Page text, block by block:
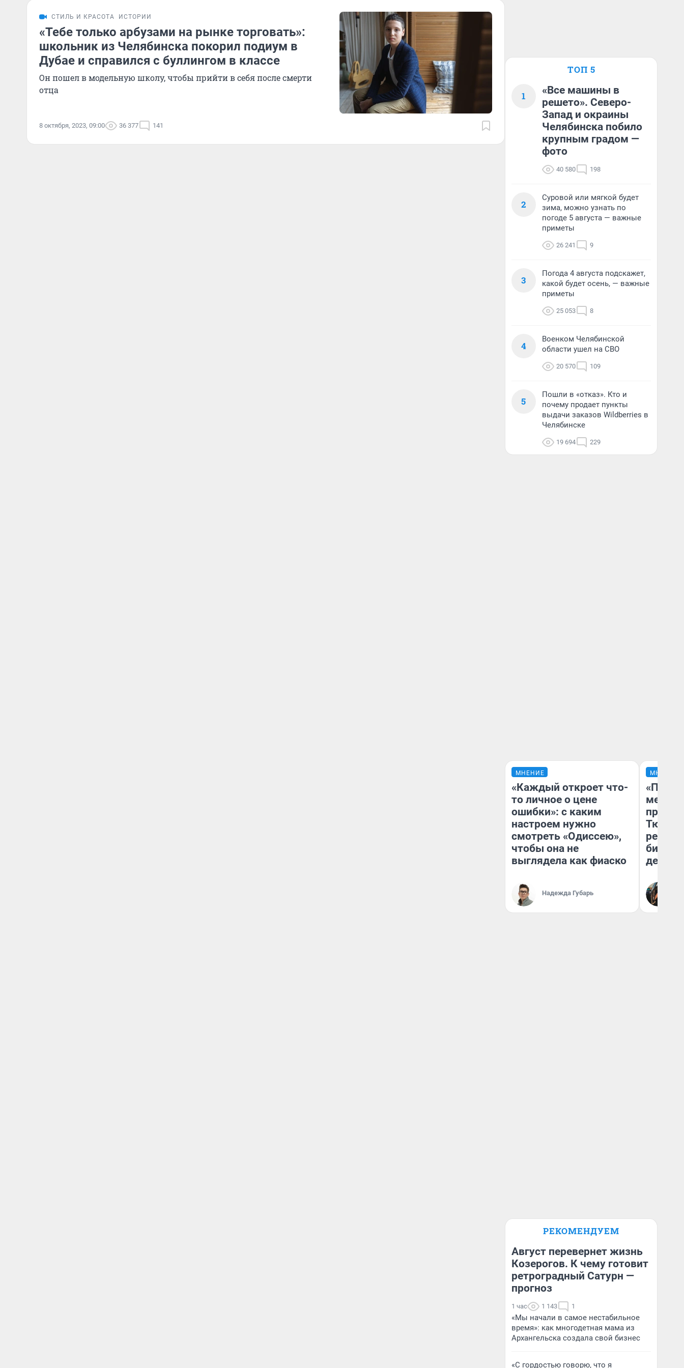
СТИЛЬ И КРАСОТА ИСТОРИИ
«Тебе только арбузами на рынке торговать»:
школьник из Челябинска покорил подиум в
Дубае и справился с буллингом в классе
Он пошел в модельную школу, чтобы прийти в себя после смерти
отца
8 октября, 2023, 09:00 36 377 141
ТОП 5
1
«Все машины в
решето». Северо-
Запад и окраины
Челябинска побило
крупным градом —
фото
40 580 198
2
Суровой или мягкой будет
зима, можно узнать по
погоде 5 августа — важные
приметы
26 241 9
3
Погода 4 августа подскажет,
какой будет осень, — важные
приметы
25 053 8
4
Военком Челябинской
области ушел на СВО
20 570 109
5
Пошли в «отказ». Кто и
почему продает пункты
выдачи заказов Wildberries в
Челябинске
19 694 229
МНЕНИЕ
«Каждый откроет что-
то личное о цене
ошибки»: с каким
настроем нужно
смотреть «Одиссею»,
чтобы она не
выглядела как фиаско
Надежда Губарь
МНЕНИЕ
РЕКОМЕНДУЕМ
Август перевернет жизнь
Козерогов. К чему готовит
ретроградный Сатурн —
прогноз
1 час 1 143 1
«Мы начали в самое нестабильное
время»: как многодетная мама из
Архангельска создала свой бизнес
«С гордостью говорю, что я